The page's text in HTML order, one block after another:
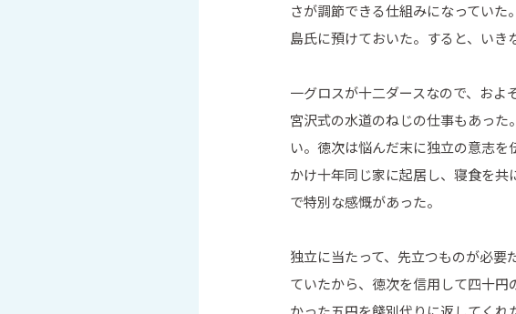
さが調節できる仕組みになってい
島氏に預けておいた。すると、いき
一グロスが十二ダースなので、およ
宮沢式の水道のねじの仕事もあっ
い。徳次は悩んだ末に独立の意志
かけ十年同じ家に起居し、寝食を
で特別な感慨があった。
独立に当たって、先立つものが必要
ていたから、徳次を信用して四十